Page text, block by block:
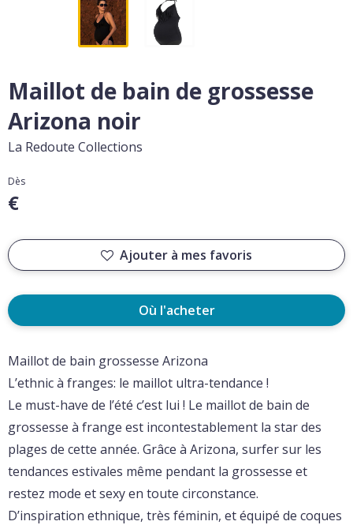
Maillot de bain de grossesse
Arizona noir
La Redoute Collections
Dès
€
Ajouter à mes favoris
Où l'acheter
Maillot de bain grossesse Arizona
L’ethnic à franges: le maillot ultra-tendance !
Le must-have de l’été c’est lui ! Le maillot de bain de
grossesse à frange est incontestablement la star des
plages de cette année. Grâce à Arizona, surfer sur les
tendances estivales même pendant la grossesse et
restez mode et sexy en toute circonstance.
D’inspiration ethnique, très féminin, et équipé de coques